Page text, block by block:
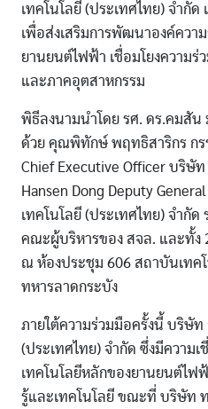
เทคโนโลยี (ประเทศไทย) จำกั
เพื่อส่งเสริมการพัฒนาองค์ควา
ยานยนต์ไฟฟ้า เชื่อมโยงความร่
และภาคอุตสาหกรรม
พิธีลงนามนำโดย รศ. ดร.คมสัน
ด้วย คุณพิทักษ์ พฤทธิสาริกร กร
Chief Executive Officer บริษั
Hansen Dong Deputy
เทคโนโลยี (ประเทศไทย) จำกั
คณะผู้บริหารของ สจล. และทั้ง
ณ ห้องประชุม 606 สถาบันเทค
ทหารลาดกระบัง
ภายใต้ความร่วมมือครั้งนี้ บริษัท
(ประเทศไทย) จำกัด ซึ่งมีความ
เทคโนโลยีหลักของยานยนต์ไ
รู้และเทคโนโลยี ขณะที่ บริษัท